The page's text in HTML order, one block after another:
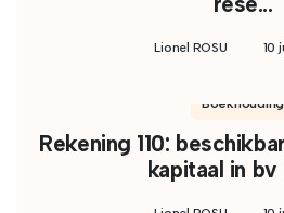
Lionel ROSU 10
Boekhouding
Rekening 110:
kapitaal in